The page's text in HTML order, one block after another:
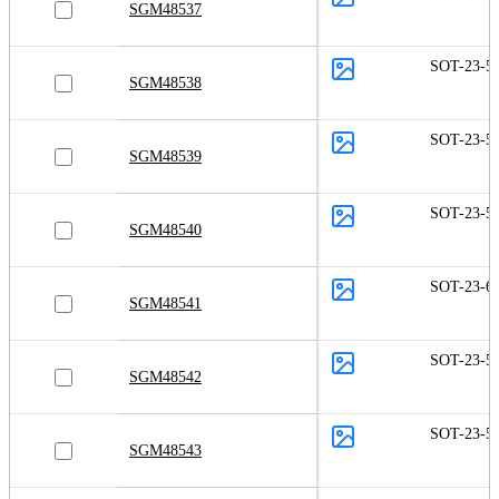
SGM48537
SGM48538
SOT-23-5
SGM48539
SOT-23-5
SGM48540
SOT-23-5
SGM48541
SOT-23-6
SGM48542
SOT-23-5
SGM48543
SOT-23-5